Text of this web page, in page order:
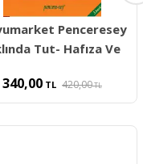
Penceresey
Tut- Hafıza Ve
340,00 TL 420,00TL